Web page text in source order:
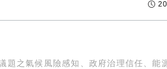
之氣候風險感知、政府治理信任、能